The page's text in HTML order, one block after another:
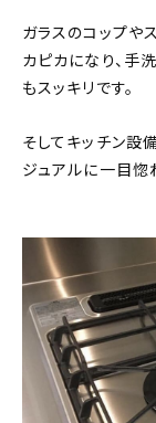
ガラスのコップや
カピカになり、
もスッキリです。
そしてキッチン設
ジュアルに一目惚